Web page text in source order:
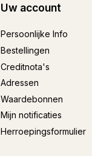
Uw account
Persoonlijke Info
Bestellingen
Creditnota's
Adressen
Waardebonnen
Mijn notificaties
Herroepingsformulier